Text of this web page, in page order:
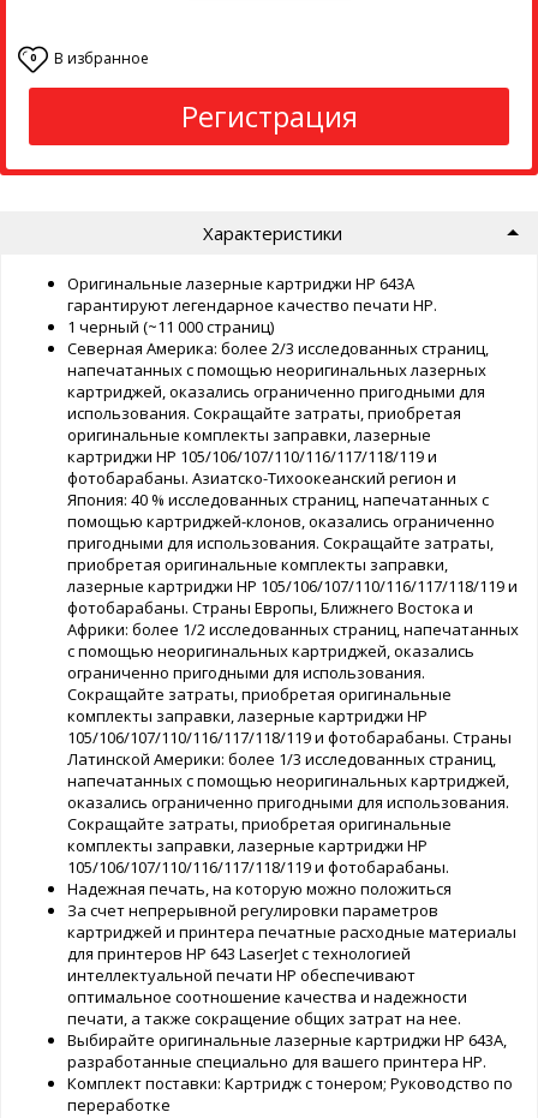
0 В избранное
Регистрация
Характеристики
Оригинальные лазерные картриджи HP 643A
гарантируют легендарное качество печати HP.
1 черный (~11 000 страниц)
Северная Америка: более 2/3 исследованных страниц,
напечатанных с помощью неоригинальных лазерных
картриджей, оказались ограниченно пригодными для
использования. Сокращайте затраты, приобретая
оригинальные комплекты заправки, лазерные
картриджи HP 105/106/107/110/116/117/118/119 и
фотобарабаны. Азиатско-Тихоокеанский регион и
Япония: 40 % исследованных страниц, напечатанных с
помощью картриджей-клонов, оказались ограниченно
пригодными для использования. Сокращайте затраты,
приобретая оригинальные комплекты заправки,
лазерные картриджи HP 105/106/107/110/116/117/118/119 и
фотобарабаны. Страны Европы, Ближнего Востока и
Африки: более 1/2 исследованных страниц, напечатанных
с помощью неоригинальных картриджей, оказались
ограниченно пригодными для использования.
Сокращайте затраты, приобретая оригинальные
комплекты заправки, лазерные картриджи HP
105/106/107/110/116/117/118/119 и фотобарабаны. Страны
Латинской Америки: более 1/3 исследованных страниц,
напечатанных с помощью неоригинальных картриджей,
оказались ограниченно пригодными для использования.
Сокращайте затраты, приобретая оригинальные
комплекты заправки, лазерные картриджи HP
105/106/107/110/116/117/118/119 и фотобарабаны.
Надежная печать, на которую можно положиться
За счет непрерывной регулировки параметров
картриджей и принтера печатные расходные материалы
для принтеров HP 643 LaserJet с технологией
интеллектуальной печати HP обеспечивают
оптимальное соотношение качества и надежности
печати, а также сокращение общих затрат на нее.
Выбирайте оригинальные лазерные картриджи HP 643A,
разработанные специально для вашего принтера HP.
Комплект поставки: Картридж с тонером; Руководство по
переработке